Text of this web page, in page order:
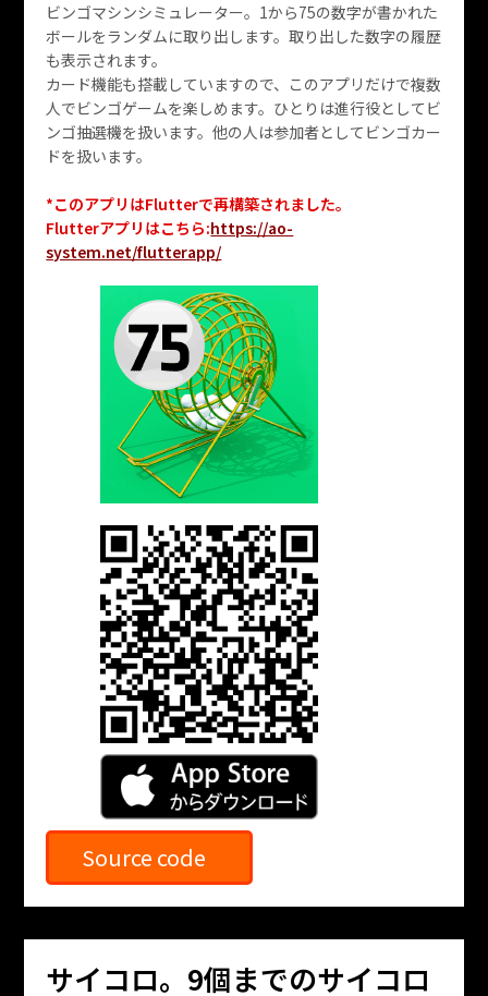
ビンゴマシンシミュレーター。1から75の数字が書かれた
ボールをランダムに取り出します。取り出した数字の履歴
も表示されます。
カード機能も搭載していますので、このアプリだけで複数
人でビンゴゲームを楽しめます。ひとりは進行役としてビ
ンゴ抽選機を扱います。他の人は参加者としてビンゴカー
ドを扱います。
*このアプリはFlutterで再構築されました。
Flutterアプリはこちら:https://ao-
system.net/flutterapp/
Source code
サイコロ。9個までのサイコロ